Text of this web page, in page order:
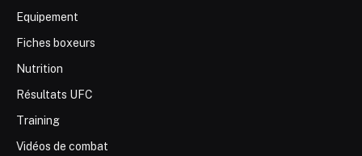
Equipement
Fiches boxeurs
Nutrition
Résultats UFC
Training
Vidéos de combat